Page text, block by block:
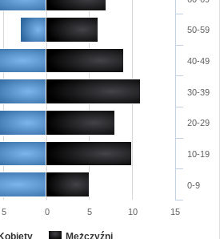
Kobiety Mężczyźni
0-9
10-19
20-29
30-39
40-49
50-59
5 0 5 10 15